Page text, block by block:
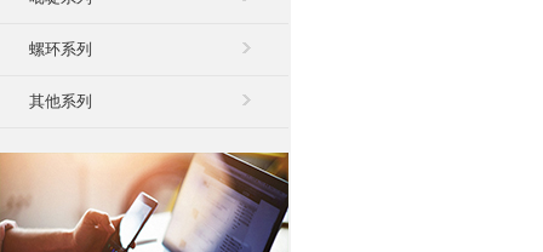
螺环系列
其他系列